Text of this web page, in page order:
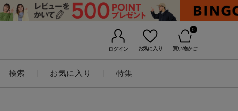
ログイン お気に入り
0
買い物かご
検索 お気に入り 特集